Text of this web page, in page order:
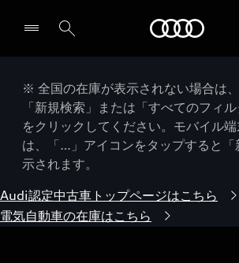
※ 全国の在庫が表示されない場合は
「新規検索」または「すべてのフィル
をクリックしてください。モバイル
は、「…」アイコンをタップすると「
示されます。
Audi認定中古車トップページはこちら
電気自動車の在庫はこちら